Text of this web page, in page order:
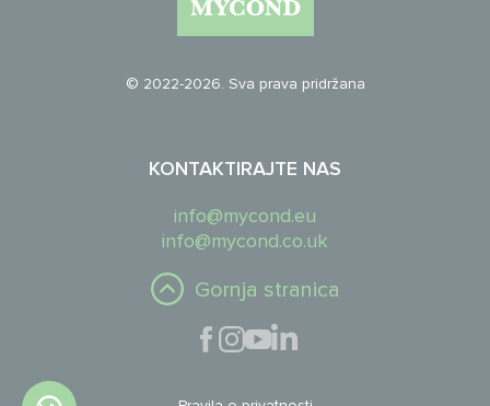
© 2022-2026. Sva prava pridržana
KONTAKTIRAJTE NAS
info@mycond.eu
info@mycond.co.uk
Gornja stranica